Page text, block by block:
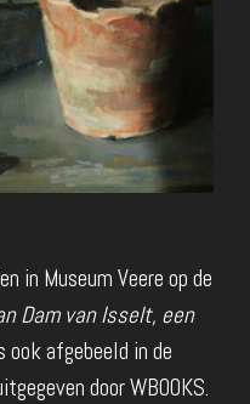
in Museum Veere op de
Dam van Isselt, een
afgebeeld in de
door WBOOKS.